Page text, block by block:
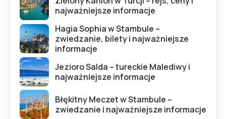
najważniejsze informacje
Hagia Sophia w Stambule –
zwiedzanie, bilety i najważniejsze
informacje
Jezioro Salda – tureckie Malediwy i
najważniejsze informacje
Błękitny Meczet w Stambule –
zwiedzanie i najważniejsze informacje